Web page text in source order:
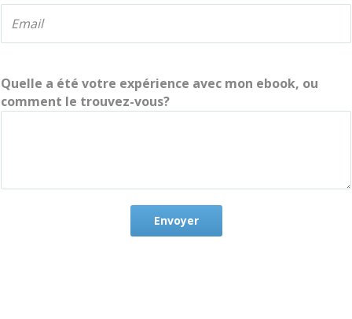
Quelle a été votre expérience avec mon ebook, ou
comment le trouvez-vous?
Envoyer